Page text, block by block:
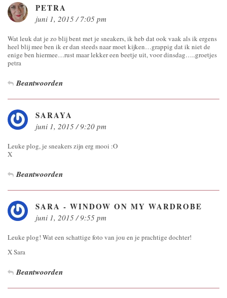
PETRA
juni 1, 2015 / 7:05 pm
Wat leuk dat je zo blij bent met je sneakers, ik heb dat ook vaak als ik ergens
heel blij mee ben ik er dan steeds naar moet kijken…grappig dat ik niet de
enige ben hiermee…rust maar lekker een beetje uit, voor dinsdag…..groetjes
petra
Beantwoorden
SARAYA
juni 1, 2015 / 9:20 pm
Leuke plog, je sneakers zijn erg mooi :O
X
Beantwoorden
SARA - WINDOW ON MY WARDROBE
juni 1, 2015 / 9:55 pm
Leuke plog! Wat een schattige foto van jou en je prachtige dochter!
X Sara
Beantwoorden